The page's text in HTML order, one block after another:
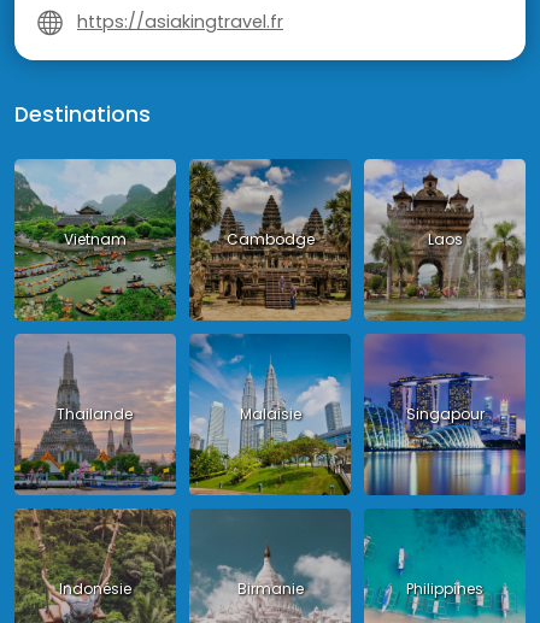
https://asiakingtravel.fr
Destinations
Vietnam Cambodge Laos
Thailande Malaisie Singapour
Indonésie Birmanie Philippines